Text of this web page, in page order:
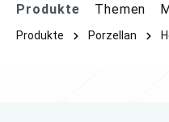
Produkte Themen
Produkte Porzellan